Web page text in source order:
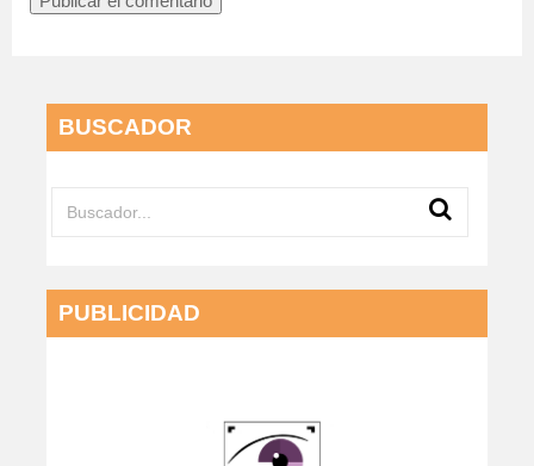
BUSCADOR
PUBLICIDAD